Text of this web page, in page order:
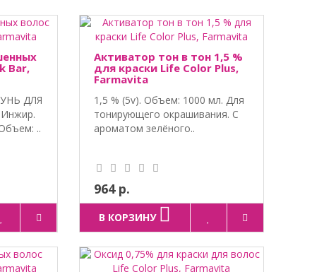
Bar,
ДЛЯ
..
Активатор тон в тон 1,5 %
для краски Life Color Plus,
Farmavita
1,5 % (5v). Объем: 1000 мл. Для
тонирующего окрашивания. С
ароматом зелёного..
964 р.
В КОРЗИНУ